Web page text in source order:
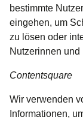
bestimmte
eingehen, um
zu lösen oder
Nutzerinnen
Contentsquare
Wir verwenden
Informationen,